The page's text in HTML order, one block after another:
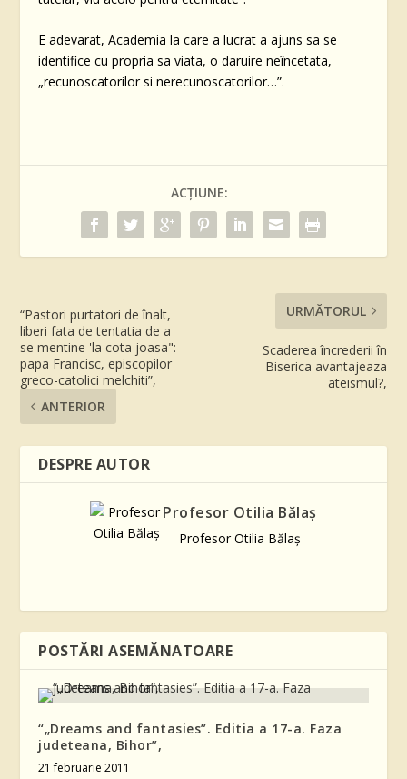
E adevarat, Academia la care a lucrat a ajuns sa se
identifice cu propria sa viata, o daruire neîncetata,
„recunoscatorilor si nerecunoscatorilor…”.
ACȚIUNE:
“Pastori purtatori de înalt,
liberi fata de tentatia de a
se mentine 'la cota joasa":
papa Francisc, episcopilor
greco-catolici melchiti”,
ANTERIOR
URMĂTORUL
Scaderea încrederii în
Biserica avantajeaza
ateismul?,
DESPRE AUTOR
Profesor Otilia Bălaş
Profesor Otilia Bălaş
POSTĂRI ASEMĂNATOARE
“„Dreams and fantasies”. Editia a 17-a. Faza
judeteana, Bihor”,
21 februarie 2011